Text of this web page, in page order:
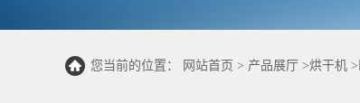
您当前的位置： 网站首页 > 产品展厅 >烘干机 >